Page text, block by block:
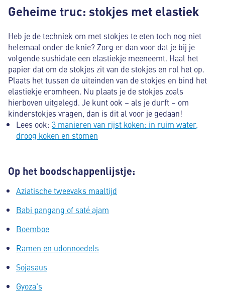
Geheime truc: stokjes met elastiek
Heb je de techniek om met stokjes te eten toch nog niet
helemaal onder de knie? Zorg er dan voor dat je bij je
volgende sushidate een elastiekje meeneemt. Haal het
papier dat om de stokjes zit van de stokjes en rol het op.
Plaats het tussen de uiteinden van de stokjes en bind het
elastiekje eromheen. Nu plaats je de stokjes zoals
hierboven uitgelegd. Je kunt ook – als je durft – om
kinderstokjes vragen, dan is dit al voor je gedaan!
Lees ook: 3 manieren van rijst koken: in ruim water,
droog koken en stomen
Op het boodschappenlijstje:
Aziatische tweevaks maaltijd
Babi pangang of saté ajam
Boemboe
Ramen en udonnoedels
Sojasaus
Gyoza's